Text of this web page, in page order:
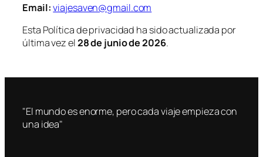
Email:viajesaven@gmail.com
Esta Política de privacidad ha sido actualizada por
última vez el28 de junio de 2026.
"El mundo es enorme, pero cada viaje empieza con
una idea"